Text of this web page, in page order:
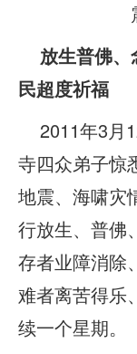
放生普佛、
民超度祈福
2011年3月
寺四众弟子惊
地震、海啸灾
行放生、普佛
存者业障消除
难者离苦得乐
续一个星期。